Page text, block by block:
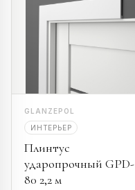
GLANZEPOL
ИНТЕРЬЕР
Плинтус
ударопрочный GPD-
80 2,2 м